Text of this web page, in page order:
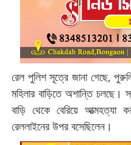
রেল পুলিশ সূত্রে জানা গেছে,
মহিলার বাড়িতে অশান্তি চলছে।
বাড়ি থেকে বেরিয়ে আত্মহত্যা
রেললাইনের উপর বসেছিলেন।